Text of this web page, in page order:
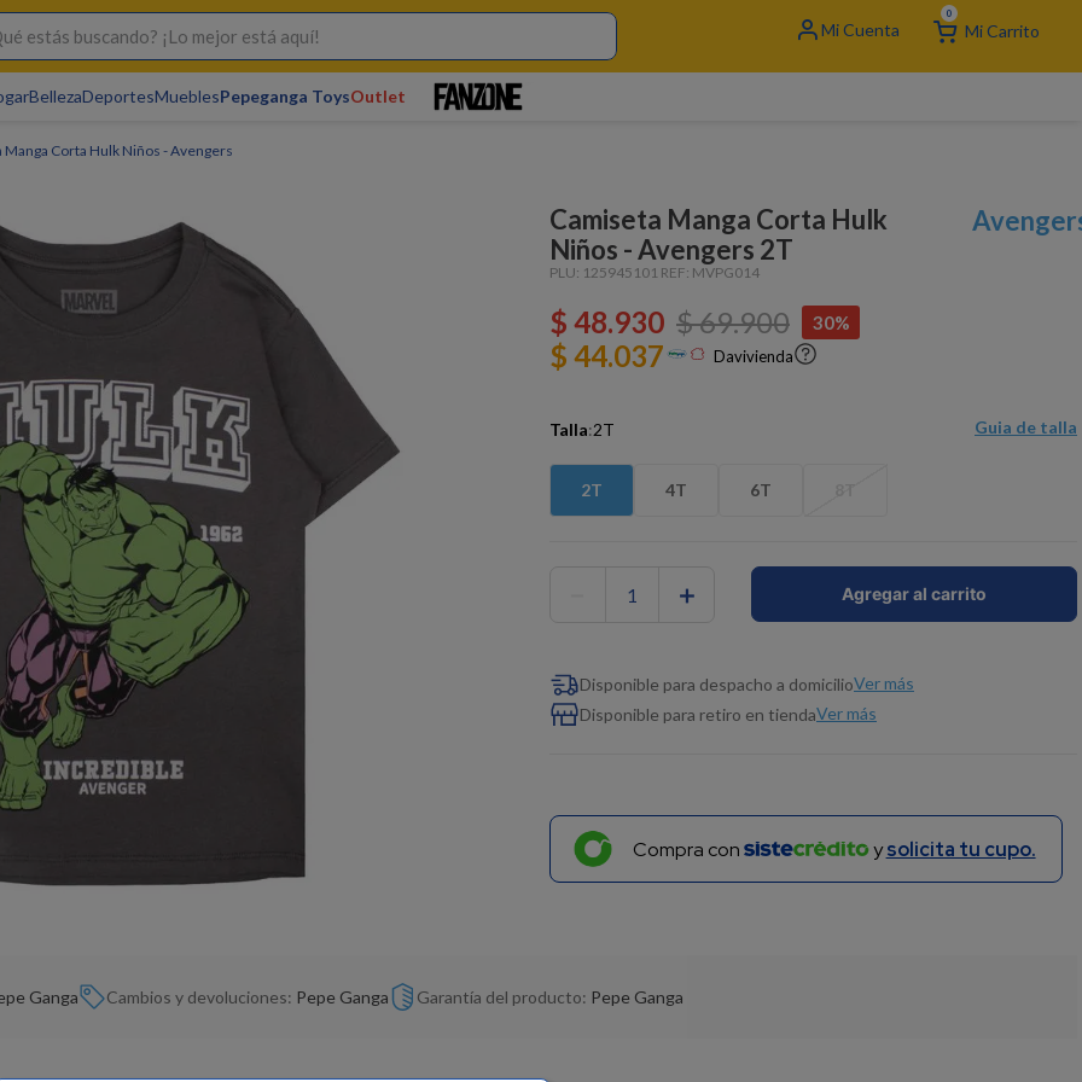
buscando? ¡Lo mejor está aquí! 0
BellezaDeportesMueblesPepeganga ToysOutlet
Manga Corta Hulk Niños - Avengers
Camiseta Manga Corta Hulk
Niños - Avengers 2T
PLU: 125945101 REF: MVPG014
$ 48.930 $69.900 30%
$ 44.037 Davivienda
Talla:2T Guia de talla
2T 4T 6T
＋ Agregar al carrito
Disponible para despacho a domicilioVer más
Disponible para retiro en tiendaVer más
Compra con ysolicita tu cupo.
Ganga Cambios y devoluciones: Pepe Ganga Garantía del producto: Pepe Ganga